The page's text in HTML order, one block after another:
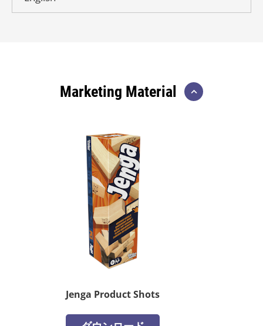
Marketing Material
Jenga Product Shots